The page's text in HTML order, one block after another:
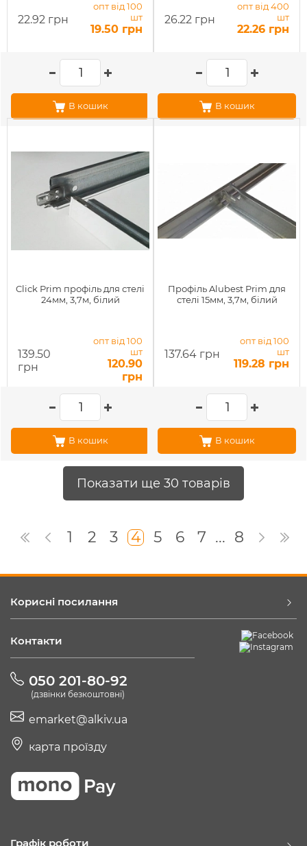
22.92 грн
опт від 100
шт
19.50 грн
В кошик
26.22 грн
опт від 400
шт
22.26 грн
В кошик
Click Prim профіль для стелі
24мм, 3,7м, білий
139.50
грн
опт від 100
шт
120.90
грн
В кошик
Профіль Alubest Prim для
стелі 15мм, 3,7м, білий
137.64 грн
опт від 100
шт
119.28 грн
В кошик
Показати ще 30 товарів
1 2 3 4 5 6 7 ... 8
Корисні посилання
Контакти
050 201-80-92
(дзвінки безкоштовні)
emarket@alkiv.ua
карта проїзду
Графік роботи